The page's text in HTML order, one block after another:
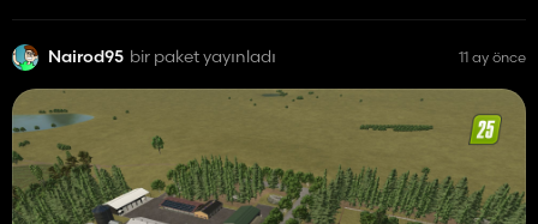
Nairod95 bir paket yayınladı 11 ay önce